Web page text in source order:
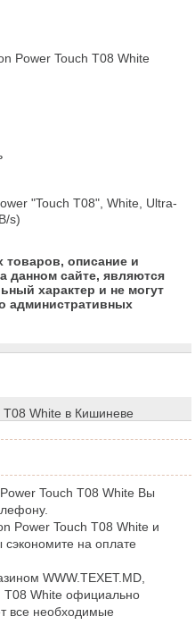
Power Touch T08 White
"Touch T08", White, Ultra-
s)
товаров, описание и
данном сайте, являются
характер и не могут
административных
T08 White в Кишиневе
Touch T08 White Вы
Power Touch T08 White и
на оплате
WWW.TEXET.MD,
T08 White официально
все необходимые